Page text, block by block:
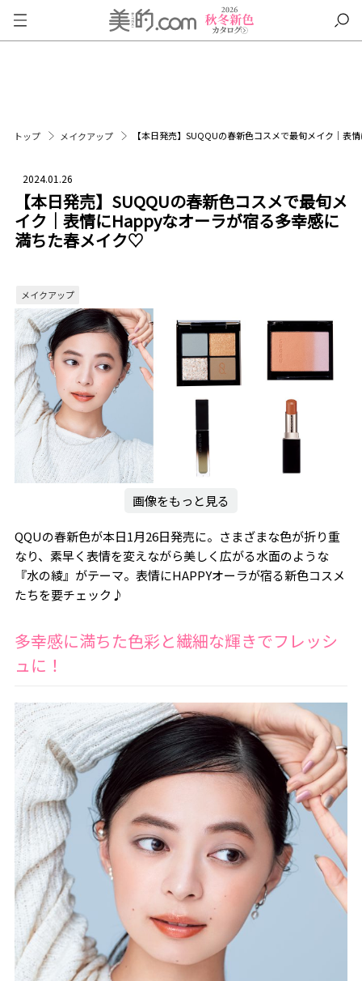
トップ メイクアップ 【本日発売】SUQQUの春新色コスメで最旬メイク｜
2024.01.26
【本日発売】SUQQUの春新色コスメで最旬メ
イク｜表情にHappyなオーラが宿る多幸感に
満ちた春メイク♡
メイクアップ
画像をもっと見る
QQUの春新色が本日1月26日発売に。さまざまな色が折り重
なり、素早く表情を変えながら美しく広がる水面のような
『水の綾』がテーマ。表情にHAPPYオーラが宿る新色コスメ
たちを要チェック♪
多幸感に満ちた色彩と繊細な輝きでフレッシ
ュに！